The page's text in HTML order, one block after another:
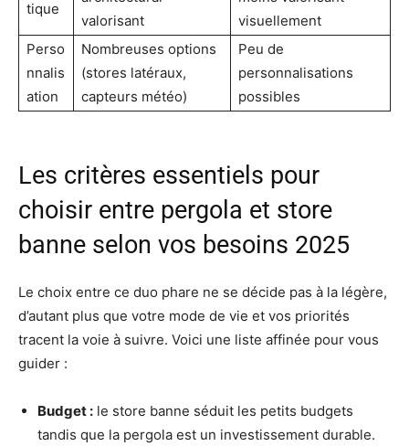
tique
valorisant
visuellement
Perso
nnalis
ation
Nombreuses options
(stores latéraux,
capteurs météo)
Peu de
personnalisations
possibles
Les critères essentiels pour
choisir entre pergola et store
banne selon vos besoins 2025
Le choix entre ce duo phare ne se décide pas à la légère,
d’autant plus que votre mode de vie et vos priorités
tracent la voie à suivre. Voici une liste affinée pour vous
guider :
Budget : le store banne séduit les petits budgets
tandis que la pergola est un investissement durable.